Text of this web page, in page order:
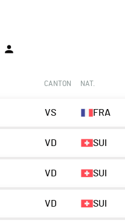
CANTON NAT.
VS FRA
VD SUI
VD SUI
VD SUI